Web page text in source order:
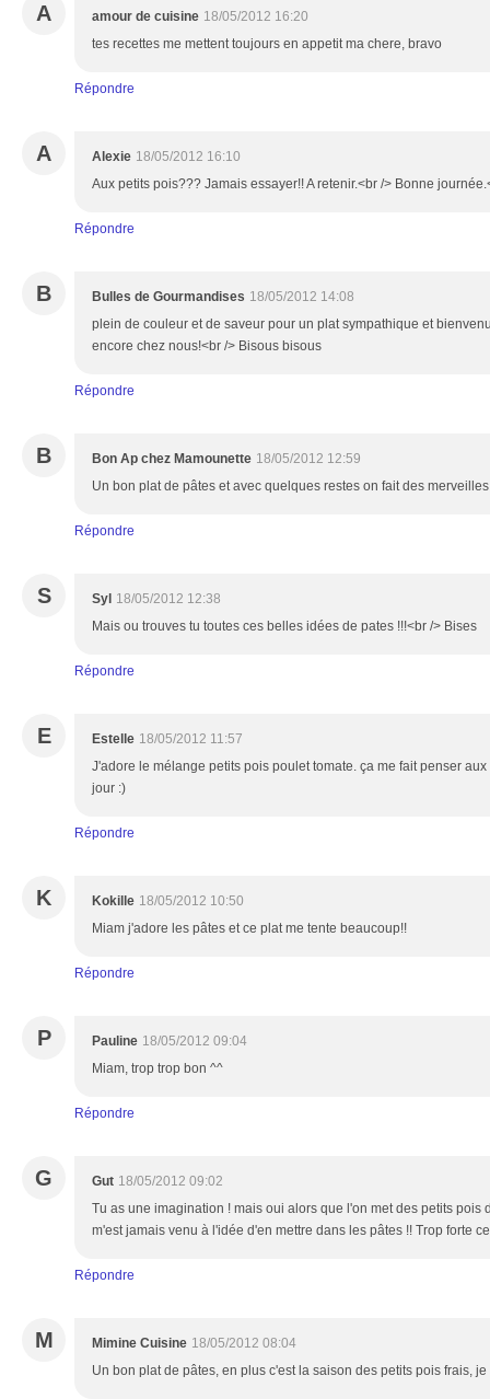
A amour de cuisine 18/05/2012 16:20
tes recettes me mettent toujours en appetit ma chere, bravo
Répondre
A Alexie 18/05/2012 16:10
Aux petits pois??? Jamais essayer!! A retenir.<br /> Bonne
Répondre
B Bulles de Gourmandises 18/05/2012 14:08
plein de couleur et de saveur pour un plat sympathique et
encore chez nous!<br /> Bisous bisous
Répondre
B Bon Ap chez Mamounette 18/05/2012 12:59
Un bon plat de pâtes et avec quelques restes on fait des
Répondre
S Syl 18/05/2012 12:38
Mais ou trouves tu toutes ces belles idées de pates !!!<br /> Bises
Répondre
E Estelle 18/05/2012 11:57
J'adore le mélange petits pois poulet tomate. ça me fait penser
jour :)
Répondre
K Kokille 18/05/2012 10:50
Miam j'adore les pâtes et ce plat me tente beaucoup!!
Répondre
P Pauline 18/05/2012 09:04
Miam, trop trop bon ^^
Répondre
G Gut 18/05/2012 09:02
Tu as une imagination ! mais oui alors que l'on met des petits pois
m'est jamais venu à l'idée d'en mettre dans les pâtes !! Trop forte
Répondre
M Mimine Cuisine 18/05/2012 08:04
Un bon plat de pâtes, en plus c'est la saison des petits pois frais, je